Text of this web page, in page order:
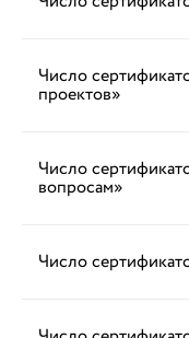
Число
проектов»
Число
вопросам»
Число